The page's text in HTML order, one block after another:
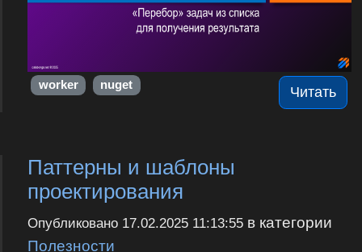
Читать
worker nuget
Паттерны и шаблоны
проектирования
Опубликовано 17.02.2025 11:13:55в категории
Полезности